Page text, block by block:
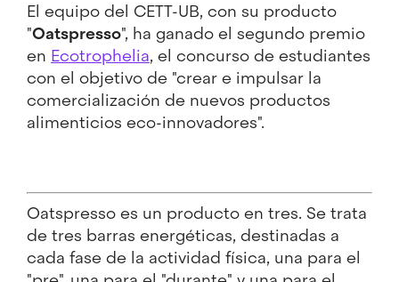
El equipo del CETT-UB, con su producto
"Oatspresso", ha ganado el segundo premio
en Ecotrophelia, el concurso de estudiantes
con el objetivo de "crear e impulsar la
comercialización de nuevos productos
alimenticios eco-innovadores".
Oatspresso es un producto en tres. Se trata
de tres barras energéticas, destinadas a
cada fase de la actividad física, una para el